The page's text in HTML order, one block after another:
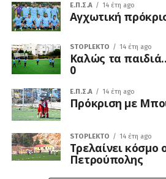
Ε.Π.Σ.Α 14 έτη ago
Αγχωτική
STOPLEKTO 14 έτη ago
Καλώς τα
0
Ε.Π.Σ.Α 14 έτη ago
Πρόκριση με
STOPLEKTO 14 έτη ago
Τρελαίνει κόσμο
Πετρούπολης